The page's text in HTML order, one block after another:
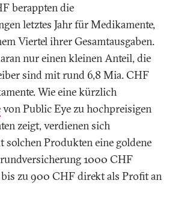
berappten die
letztes Jahr für Medikamente,
Viertel ihrer Gesamtausgaben.
nur einen kleinen Anteil, die
sind mit rund 6,8 Mia. CHF
Wie eine kürzlich
von Public Eye zu hochpreisigen
zeigt, verdienen sich
solchen Produkten eine goldene
1000 CHF
zu 900 CHF direkt als Profit an